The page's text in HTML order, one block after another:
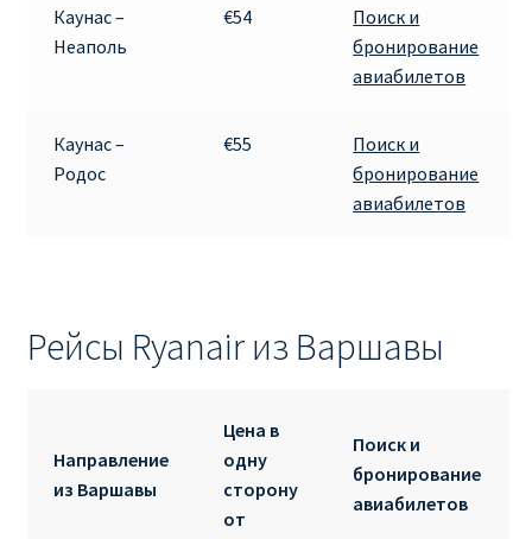
Каунас –
Неаполь
€54
Поиск и
бронирование
авиабилетов
Каунас –
Родос
€55
Поиск и
бронирование
авиабилетов
Рейсы Ryanair из Варшавы
Направление
из Варшавы
Цена в
одну
сторону
от
Поиск и
бронирование
авиабилетов